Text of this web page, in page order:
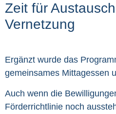
Zeit für
Vernetzung
Ergänzt wurde das
gemeinsames Mittagessen
Auch wenn die
Förderrichtlinie noch